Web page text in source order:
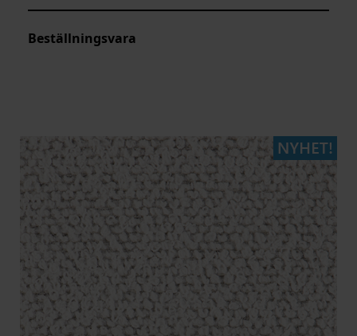
Beställningsvara